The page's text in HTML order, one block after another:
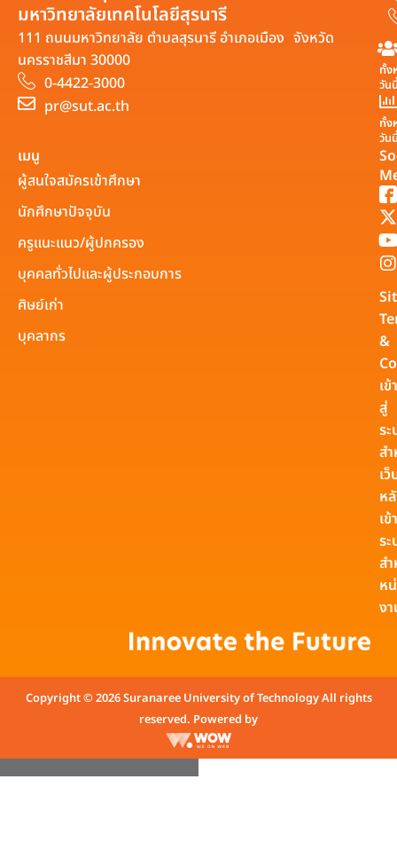
มหาวิทยาลัยเทคโนโลยีสุรนารี
111 ถนนมหาวิทยาลัย ตำบลสุรนารี อำเภอเมือง จังหวัด
นครราชสีมา 30000
0-4422-3000
pr@sut.ac.th
ทั้ง
วัน
ทั้ง
วัน
เมนู
ผู้สนใจสมัครเข้าศึกษา
นักศึกษาปัจจุบัน
ครูแนะแนว/ผู้ปกครอง
บุคคลทั่วไปและผู้ประกอบการ
ศิษย์เก่า
บุคลากร
&
เข้า
สู่
ร
ส
เ
ห
เข้
ร
ส
ห
ง
Copyright © 2026 Suranaree University of Technology All rights
reserved. Powered by